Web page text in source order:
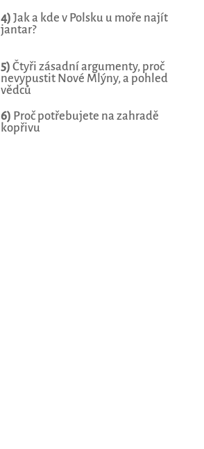
4) Jak a kde v Polsku u moře najít
jantar?
5) Čtyři zásadní argumenty, proč
nevypustit Nové Mlýny, a pohled
vědců
6) Proč potřebujete na zahradě
kopřivu